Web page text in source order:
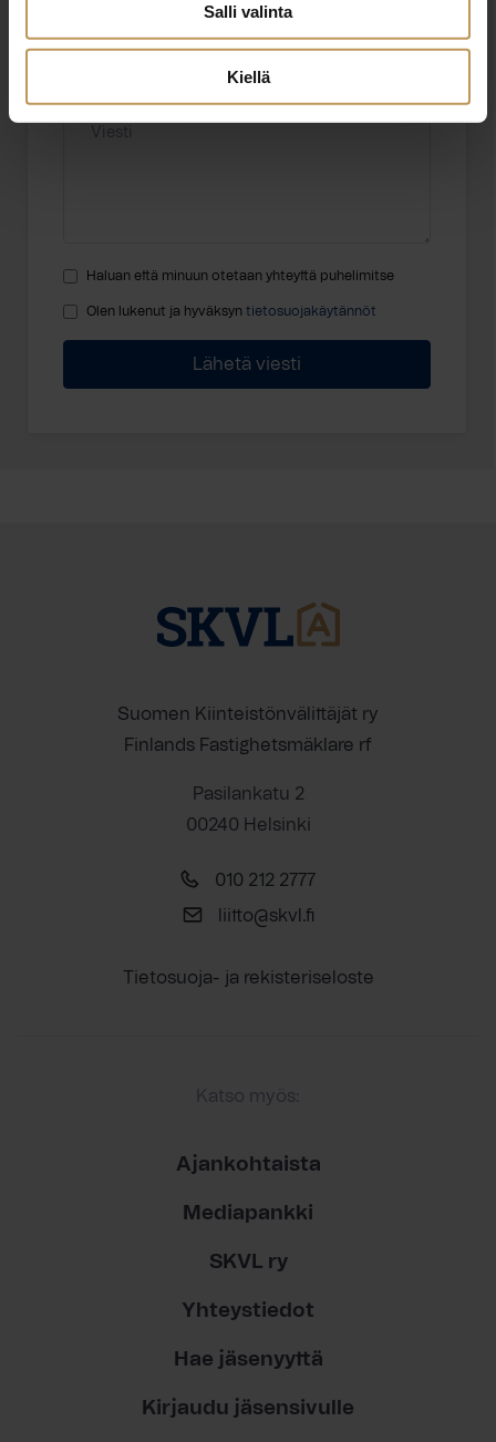
Salli valinta
Kiellä
Haluan että minuun otetaan yhteyttä puhelimitse
Olen lukenut ja hyväksyn tietosuojakäytännöt
Suomen Kiinteistönvälittäjät ry
Finlands Fastighetsmäklare rf
Pasilankatu 2
00240 Helsinki
010 212 2777
liitto@skvl.fi
Tietosuoja- ja rekisteriseloste
Katso myös:
Ajankohtaista
Mediapankki
SKVL ry
Yhteystiedot
Hae jäsenyyttä
Kirjaudu jäsensivulle